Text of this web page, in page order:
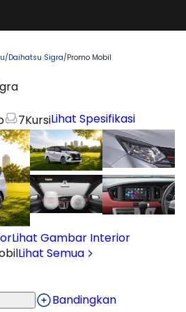
/Daihatsu Sigra/Promo Mobil
7KursiLihat Spesifikasi
Lihat Gambar Interior
Lihat Semua
Bandingkan